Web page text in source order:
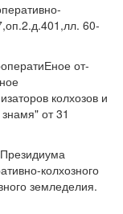
60-
от-
колхозов и
от 31
колхозного
земледелия.